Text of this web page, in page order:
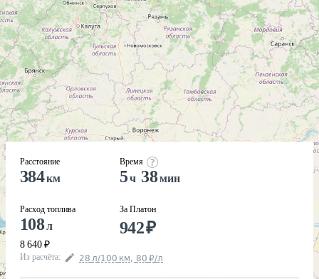
Расстояние
384км
Расход топлива
108л
8 640 ₽
Время
5 ч 38мин
За Платон
942₽
Из расчёта: 28 л/100 км, 80 ₽/л